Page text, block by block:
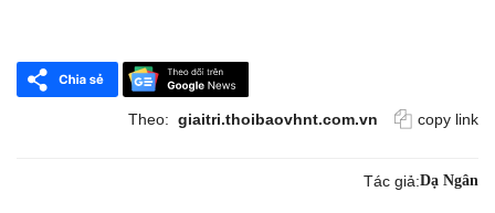
Theo: giaitri.thoibaovhnt.com.vn copy link
Tác giả:Dạ Ngân